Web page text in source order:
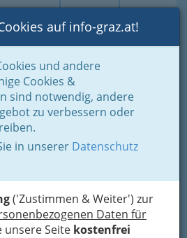
Suche Login Toggle
auf info-graz.at!
und andere
Cookies &
sind notwendig, andere
zu verbessern oder
in unserer Datenschutz
('Zustimmen & Weiter') zur
Daten für
unsere Seite kostenfrei
feiern
für viele
Stress vor dem Heiraten
mbH &
Straße, 8010 Graz